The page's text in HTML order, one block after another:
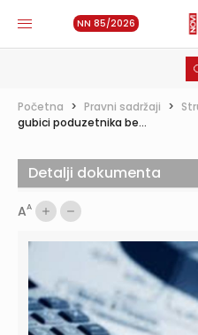
NN 85/2026
Početna > Pravni sadržaji >
gubici poduzetnika be...
AA
Detalji dokumenta